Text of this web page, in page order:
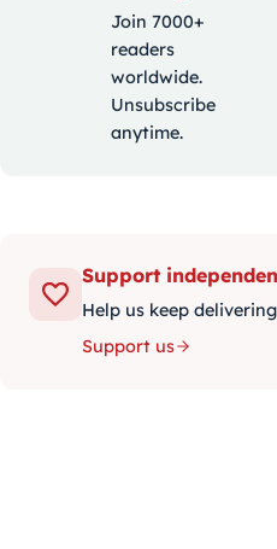
Join 7000+
readers
worldwide.
Unsubscribe
anytime.
Support
Help us keep
Support us